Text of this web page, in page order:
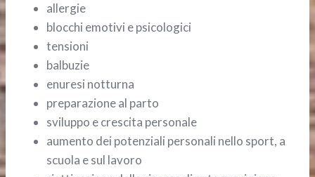
allergie
blocchi emotivi e psicologici
tensioni
balbuzie
enuresi notturna
preparazione al parto
sviluppo e crescita personale
aumento dei potenziali personali nello sport, a
scuola e sul lavoro